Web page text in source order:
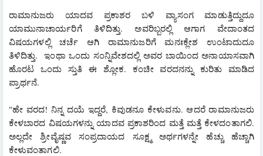
ರಾಮಾನುಜರು ಯಾದವ ಪ್ರಕಾಶರ ಬಳಿ ವ್ಯಾಸಂಗ ಮಾಡುತ್ತಿದ್ದುದೂ
ಯಾಮುನಾಚಾರ್ಯರಿಗೆ ತಿಳಿದಿತ್ತು. ಅವರಿಬ್ಬರಲ್ಲಿ ಆಗಾಗ ವೇದಾಂತದ
ವಿಷಯಗಳಲ್ಲಿ ಚರ್ಚೆ ಆಗಿ ರಾಮಾನುಜರಿಗೆ ಮನಃಕ್ಲೇಶ ಉಂಟಾದುದೂ
ತಿಳಿದಿತ್ತು.  ಇಂಥಾ ಒಂದು ಸಂನ್ನಿವೇಶದಲ್ಲಿ ಅವರ ಬಾಯಿಂದ ಅನಾಯಾಸವಾಗಿ
ಹೊರಟ ಒಂದು ಸ್ತುತಿ ಈ ಶ್ಲೋಕ. ಕಂಚೀ ವರದನನ್ನು ಕುರಿತು ಮಾಡಿದ
ಪ್ರಾರ್ಥನೆ.
"ಹೇ ವರದ! ನಿನ್ನ ದಯೆ ಇದ್ದರೆ, ಕಿವುಡನೂ ಕೇಳುವನು. ಆದರೆ ರಾಮಾನುಜರು
ಕೇಳಬಾರದ ವಿಷಯಗಳನ್ನು ಯಾದವ ಪ್ರಕಾಶರಿಂದ ಮತ್ತೆ ಮತ್ತೆ ಕೇಳದಂತಾಗಲಿ.
ಅಲ್ಲದೇ ಶ್ರೀವೈಷ್ಣವ ಸಂಪ್ರದಾಯದ ಸೂಕ್ಷ್ಮ ಅರ್ಥಗಳನ್ನೇ ಹೆಚ್ಚು ಹೆಚ್ಚಾಗಿ
ಕೇಳುವಂತಾಗಲಿ.